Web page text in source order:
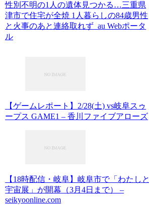
性別不明の1人の遺体見つかる…三重県
津市で住宅が全焼 1人暮らしの84歳男性
と火事のあと連絡取れず au Webポータ
ル
【ゲームレポート】2/28(土) vs岐阜スゥ
ープス GAME1 – 香川ファイブアローズ
【18時配信・岐阜】岐阜市で「わたしと
宇宙展」が開幕（3月4日まで） –
seikyoonline.com